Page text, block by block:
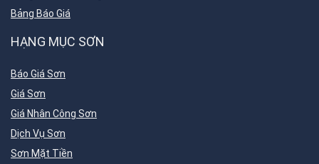
Bảng Báo Giá
HẠNG MỤC SƠN
Báo Giá Sơn
Giá Sơn
Giá Nhân Công Sơn
Dịch Vụ Sơn
Sơn Mặt Tiền